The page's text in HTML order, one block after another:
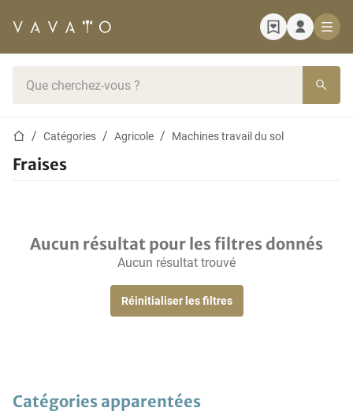
Page d'accueil
Catégories Agricole Machines travail du sol
Fraises
Aucun résultat pour les filtres donnés
Aucun résultat trouvé
Réinitialiser les filtres
Catégories apparentées